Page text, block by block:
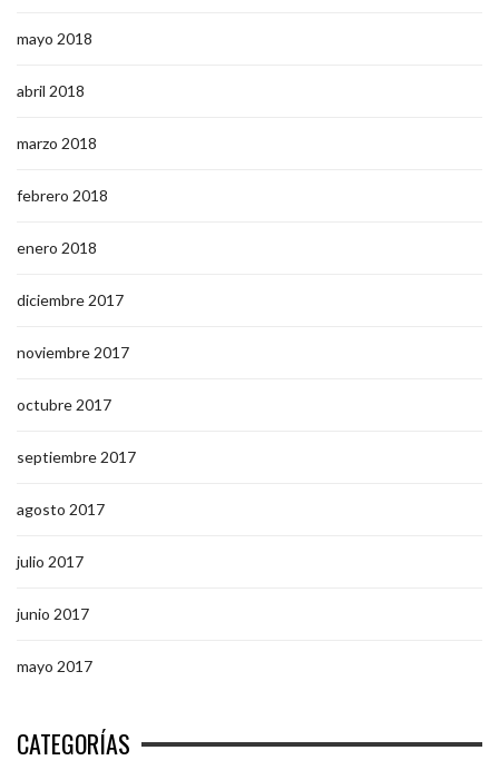
mayo 2018
abril 2018
marzo 2018
febrero 2018
enero 2018
diciembre 2017
noviembre 2017
octubre 2017
septiembre 2017
agosto 2017
julio 2017
junio 2017
mayo 2017
CATEGORÍAS